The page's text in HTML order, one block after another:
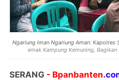
Ngariung Iman Ngariung Aman: Kapolres
emak Kampung Kemuning, Bagikan
SERANG - Bpanbanten